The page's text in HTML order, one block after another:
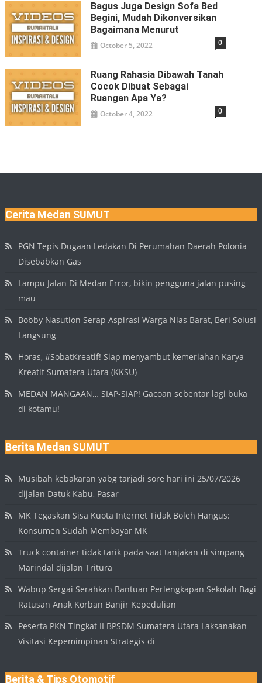
Bagus Juga Design Sofa Bed
Begini, Mudah Dikonversikan
Bagaimana Menurut
October 5, 2022 0
Ruang Rahasia Dibawah Tanah
Cocok Dibuat Sebagai
Ruangan Apa Ya?
October 4, 2022 0
Cerita Medan SUMUT
PGN Tepis Dugaan Ledakan Di Perumahan Daerah Polonia
Disebabkan Gas
Lampu Jalan Di Medan Error, bikin pengguna jalan pusing
mau
Bobby Nasution Serap Aspirasi Warga Nias Barat, Beri Solusi
Langsung
Horas, #SobatKreatif! Siap menyambut kemeriahan Karya
Kreatif Sumatera Utara (KKSU)
MEDAN MANGAAN… SIAP-SIAP! Gacoan sebentar lagi buka
di kotamu!
Berita Medan SUMUT
Musibah kebakaran yabg tarjadi sore hari ini 25/07/2026
dijalan Datuk Kabu, Pasar
MK Tegaskan Sisa Kuota Internet Tidak Boleh Hangus:
Konsumen Sudah Membayar MK
Truck container tidak tarik pada saat tanjakan di simpang
Marindal dijalan Tritura
Wabup Sergai Serahkan Bantuan Perlengkapan Sekolah Bagi
Ratusan Anak Korban Banjir Kepedulian
Peserta PKN Tingkat II BPSDM Sumatera Utara Laksanakan
Visitasi Kepemimpinan Strategis di
Berita & Tips Otomotif